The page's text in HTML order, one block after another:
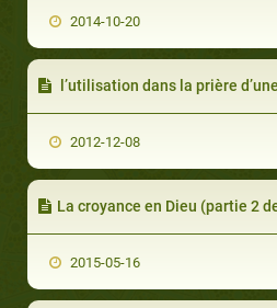
2014-10-20
l’utilisation dans la prière
2012-12-08
La croyance en Dieu (partie 2
2015-05-16